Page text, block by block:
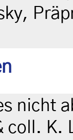
nicht
coll. K.